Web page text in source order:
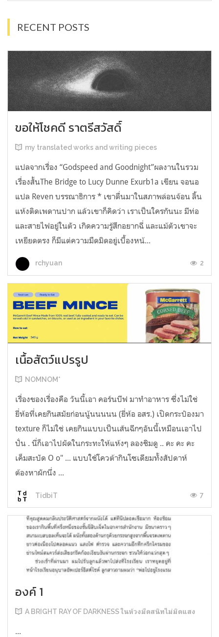
RECENT POSTS
ขอให้โชคดี ราตรีสวัสดิ์
my translated works and writing pieces
แปลจากเรื่อง “Godspeed and Goodnight”ผลงานในรวม
เรื่องสั้นThe Bridge to Lucy Dunne Exurb1a เขียน จอนอ
แปล Reven บรรณาธิการ * เขาตื่นมาในสภาพล่อนจ้อน ลิ้น
แห้งติดเพดานปาก แล้วเขาก็คิดว่า เราเป็นใครกันนะ มีท่อ
และสายไฟอยู่ในตัว เกิดความรู้สึกอยากฉี่ และแม้ตัวเขาจะ
เหยียดตรง ก็มีแต่ความมืดมิดอยู่เบื้องหน้...
rchyuan 2
เนื้อสัตว์แปรรูป
NOMNOM*
เรื่องของเรื่องคือ วันนี้เอา คอร์นบีฟ มาทำอาหาร ซึ่งไม่ใช่
ยี่ห้อที่เคยกินสมัยก่อนนู้นนนนน (ยี่ห้อ อสร.) เปิดกระป๋องมา
texture ก็ไม่ใช่ เคยกินแบบเป็นเส้นฉีกๆอันนี้เหมือนเอาไป
ปั่น . นี่ก็เอาไปผัดในกระทะให้แห้งๆ ลองชิมดู .. คะ คะ คะ
เค็มสะบัด O o" ... แบบใช้โควต้ากินโซเดียมทั้งสัปดาห์
ต้องหาผักนึ่ง ...
TidbiT 7
องค์ 1
A BRIGHT RAY OF DARKNESS ในห้วงมืดสนิทไม่มิดแสง
...